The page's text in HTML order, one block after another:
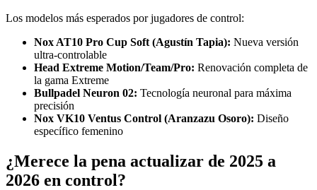
Los modelos más esperados por jugadores de control:
Nox AT10 Pro Cup Soft (Agustín Tapia): Nueva versión
ultra-controlable
Head Extreme Motion/Team/Pro: Renovación completa de
la gama Extreme
Bullpadel Neuron 02: Tecnología neuronal para máxima
precisión
Nox VK10 Ventus Control (Aranzazu Osoro): Diseño
específico femenino
¿Merece la pena actualizar de 2025 a
2026 en control?